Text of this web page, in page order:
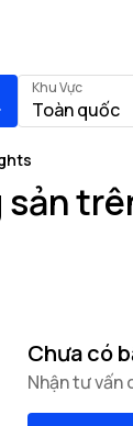
Khu Vực
Toàn quốc
Chưa có
Nhận tư vấn